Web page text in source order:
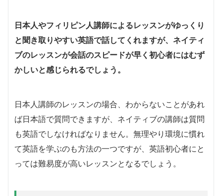
日本人やフィリピン人講師によるレッスンがゆっくり
と聞き取りやすい英語で話してくれますが、ネイティ
ブのレッスンが会話のスピードが早く初心者にはむず
かしいと感じられるでしょう。
日本人講師のレッスンの場合、わからないことがあれ
ば日本語で質問できますが、ネイティブの講師は質問
も英語でしなければなりません。無理やり環境に慣れ
て英語を学ぶのも方法の一つですが、英語初心者にと
っては難易度が高いレッスンとなるでしょう。